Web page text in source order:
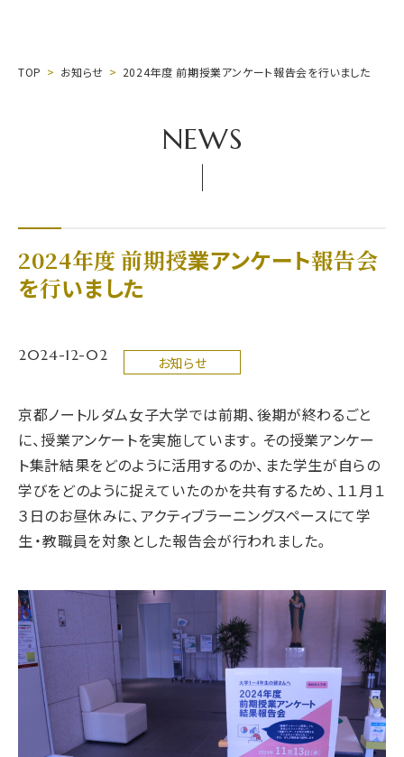
TOP お知らせ 2024年度 前期授業アンケート報告会を行いました
NEWS
2024年度 前期授業アンケート報告会
を行いました
2024-12-02 お知らせ
京都ノートルダム女子大学では前期、後期が終わるごと
に、授業アンケートを実施しています。その授業アンケー
ト集計結果をどのように活用するのか、また学生が自らの
学びをどのように捉えていたのかを共有するため、１１月１
３日のお昼休みに、アクティブラーニングスペースにて学
生・教職員を対象とした報告会が行われました。